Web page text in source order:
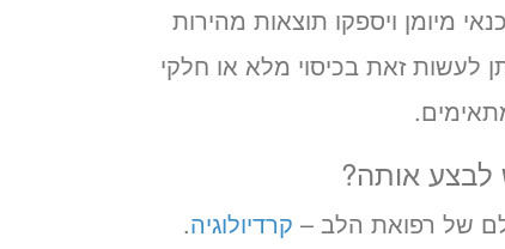
מיומן ויספקו תוצאות מהירות
לעשות זאת בכיסוי מלא או חלקי
לבצע אותה?
של רפואת הלב – קרדיולוגיה.